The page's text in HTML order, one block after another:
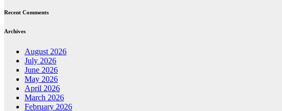
Recent Comments
Archives
August 2026
July 2026
June 2026
May 2026
April 2026
March 2026
February 2026